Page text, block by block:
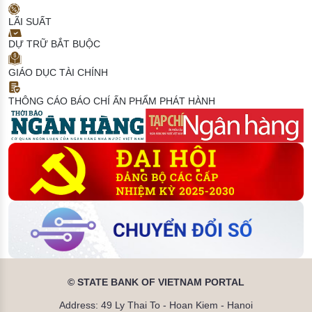
LÃI SUẤT
DỰ TRỮ BẮT BUỘC
GIÁO DỤC TÀI CHÍNH
THÔNG CÁO BÁO CHÍ ẤN PHẨM PHÁT HÀNH
© STATE BANK OF VIETNAM PORTAL
Address: 49 Ly Thai To - Hoan Kiem - Hanoi